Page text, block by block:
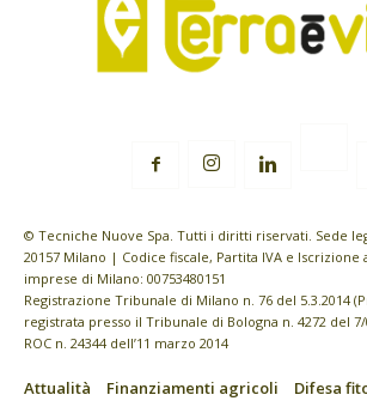
© Tecniche Nuove Spa. Tutti i diritti riservati. Sede
20157 Milano | Codice fiscale, Partita IVA e Iscrizione
imprese di Milano: 00753480151
Registrazione Tribunale di Milano n. 76 del 5.3.2014
registrata presso il Tribunale di Bologna n. 4272 del 7/
ROC n. 24344 dell’11 marzo 2014
Attualità Finanziamenti agricoli
Difesa